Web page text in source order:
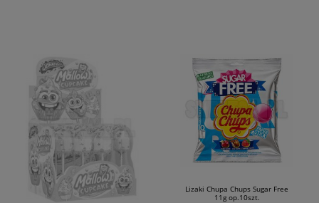
Lizaki Chupa Chups Sugar Free
11g op.10szt.